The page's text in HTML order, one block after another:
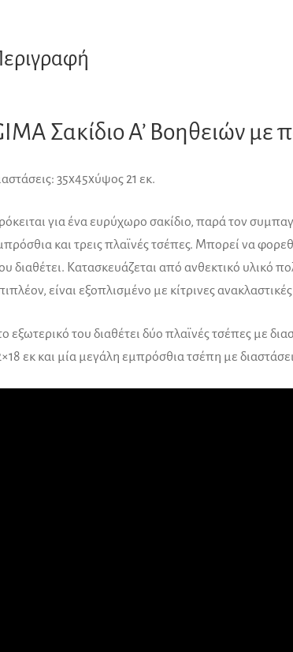
Σακίδιο Α’ Βοηθειών με
35x45xύψος 21 εκ.
για ένα ευρύχωρο σακίδιο, παρά τον
και τρεις πλαϊνές τσέπες. Μπορεί να
διαθέτει. Κατασκευάζεται από ανθεκτικό υλικό
είναι εξοπλισμένο με κίτρινες
εξωτερικό του διαθέτει δύο πλαϊνές τσέπες με
εκ και μία μεγάλη εμπρόσθια τσέπη με